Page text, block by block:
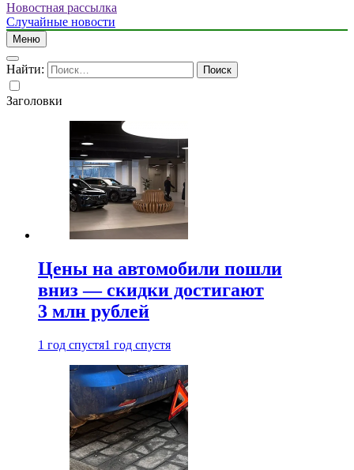
Новостная рассылка
Случайные новости
Меню
Найти:
Заголовки
Цены на автомобили пошли
вниз — скидки достигают
3 млн рублей
1 год спустя1 год спустя